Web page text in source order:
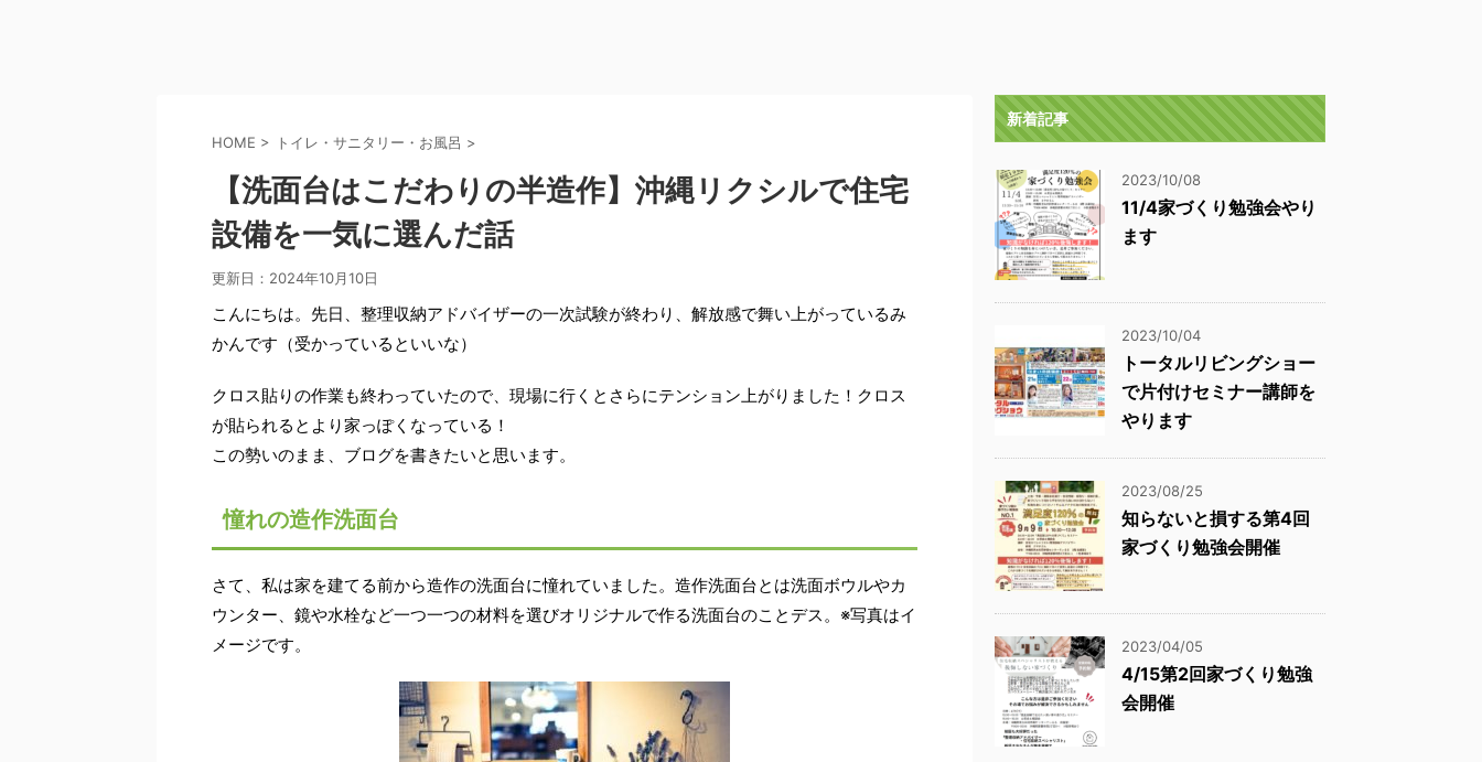
HOME > トイレ・サニタリー・お風呂 >
【洗面台はこだわりの半造作】沖縄リクシルで住宅
設備を一気に選んだ話
更新日： 2024年10月10日
こんにちは。先日、整理収納アドバイザーの一次試験が終わり、解放感で舞い上がっているみ
かんです（受かっているといいな）
クロス貼りの作業も終わっていたので、現場に行くとさらにテンション上がりました！クロス
が貼られるとより家っぽくなっている！
この勢いのまま、ブログを書きたいと思います。
憧れの造作洗面台
さて、私は家を建てる前から造作の洗面台に憧れていました。造作洗面台とは洗面ボウルやカ
ウンター、鏡や水栓など一つ一つの材料を選びオリジナルで作る洗面台のことデス。※写真はイ
メージです。
新着記事
2023/10/08
11/4家づくり勉強会やり
ます
2023/10/04
トータルリビングショー
で片付けセミナー講師を
やります
2023/08/25
知らないと損する第4回
家づくり勉強会開催
2023/04/05
4/15第2回家づくり勉強
会開催